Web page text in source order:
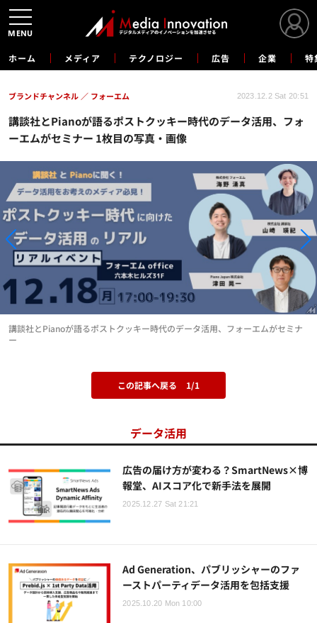
ホーム メディア テクノロジー 広告 企業 特
講談社とPianoが語るポストクッキー時代のデータ活用、フォ
ーエムがセミナー 1枚目の写真・画像
ブランドチャンネル フォーエム 2023.12.2 Sat 20:51
講談社とPianoが語るポストクッキー時代のデータ活用、フォーエムがセミナ
ー
この記事へ戻る 1/1
データ活用
広告の届け方が変わる？SmartNews×博
報堂、AIスコア化で新手法を展開
2025.12.27 Sat 21:21
Ad Generation、パブリッシャーのファ
ーストパーティデータ活用を包括支援
2025.10.20 Mon 10:00
MENU